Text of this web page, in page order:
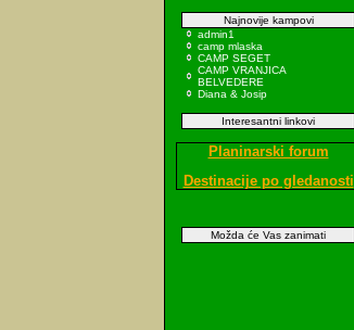
Najnovije kampovi
admin1
camp mlaska
CAMP SEGET
CAMP VRANJICA
BELVEDERE
Diana & Josip
Interesantni linkovi
Planinarski forum
Destinacije po gledanosti
Možda će Vas zanimati